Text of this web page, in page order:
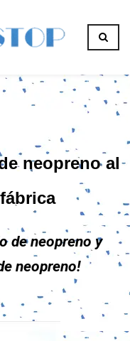
neopreno al
de neopreno y
neopreno!